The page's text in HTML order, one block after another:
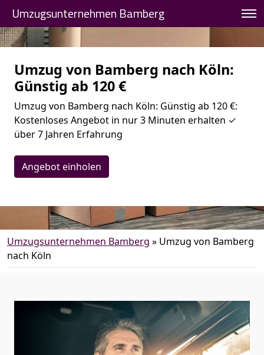
Umzugsunternehmen Bamberg
Umzug von Bamberg nach Köln:
Günstig ab 120 €
Umzug von Bamberg nach Köln: Günstig ab 120 €:
Kostenloses Angebot in nur 3 Minuten erhalten ✓
über 7 Jahren Erfahrung
Angebot einholen
Umzugsunternehmen Bamberg » Umzug von Bamberg
nach Köln